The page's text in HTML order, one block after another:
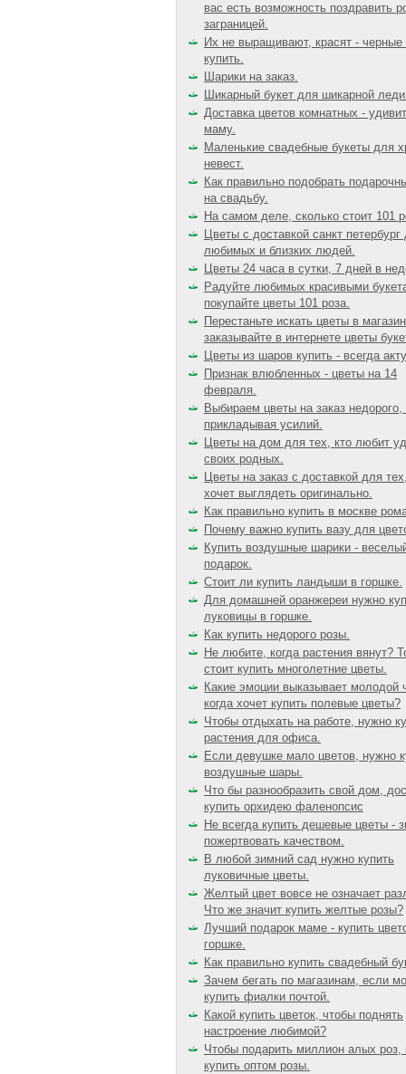
вас есть возможность поздравить
заграницей.
Их не выращивают, красят - черные
купить.
Шарики на заказ.
Шикарный букет для шикарной
Доставка цветов комнатных -
маму.
Маленькие свадебные букеты для
невест.
Как правильно подобрать
на свадьбу.
На самом деле, сколько стоит 101
Цветы с доставкой санкт петербург
любимых и близких людей.
Цветы 24 часа в сутки, 7 дней в
Радуйте любимых красивыми
покупайте цветы 101 роза.
Перестаньте искать цветы в
заказывайте в интернете цветы
Цветы из шаров купить - всегда
Признак влюбленных - цветы на 14
февраля.
Выбираем цветы на заказ недорого,
прикладывая усилий.
Цветы на дом для тех, кто любит
своих родных.
Цветы на заказ с доставкой для
хочет выглядеть оригинально.
Как правильно купить в москве
Почему важно купить вазу для
Купить воздушные шарики -
подарок.
Стоит ли купить ландыши в горшке.
Для домашней оранжереи нужно
луковицы в горшке.
Как купить недорого розы.
Не любите, когда растения вянут?
стоит купить многолетние цветы.
Какие эмоции выказывает молодой
когда хочет купить полевые цветы?
Чтобы отдыхать на работе, нужно
растения для офиса.
Если девушке мало цветов, нужно
воздушные шары.
Что бы разнообразить свой дом,
купить орхидею фаленопсис
Не всегда купить дешевые цветы -
пожертвовать качеством.
В любой зимний сад нужно купить
луковичные цветы.
Желтый цвет вовсе не означает
Что же значит купить желтые розы?
Лучший подарок маме - купить
горшке.
Как правильно купить свадебный
Зачем бегать по магазинам, если
купить фиалки почтой.
Какой купить цветок, чтобы поднять
настроение любимой?
Чтобы подарить миллион алых роз,
купить оптом розы.